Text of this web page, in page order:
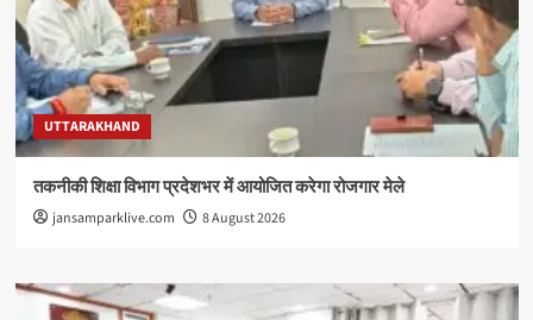
UTTARAKHAND
तकनीकी शिक्षा विभाग प्रदेशभर में आयोजित करेगा रोजगार मेले
jansamparklive.com 8 August 2026